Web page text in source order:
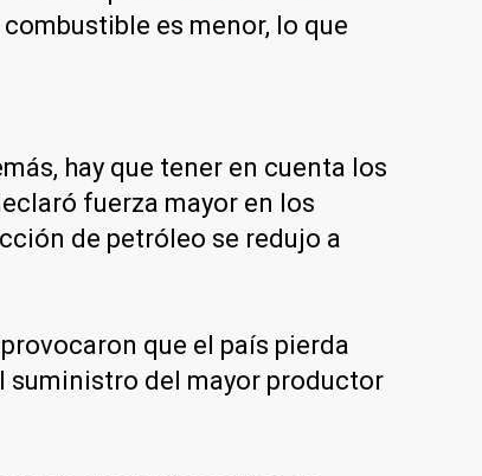
es menor, lo que
hay que tener en cuenta los
fuerza mayor en los
de petróleo se redujo a
que el país pierda
suministro del mayor productor